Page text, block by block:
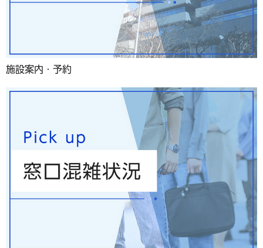
施設案内・予約